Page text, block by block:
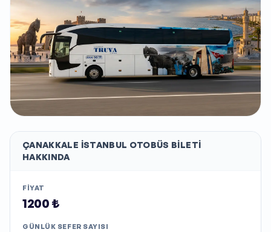
ÇANAKKALE İSTANBUL OTOBÜS BILETI
HAKKINDA
FIYAT
1200 ₺
GÜNLÜK SEFER SAYISI